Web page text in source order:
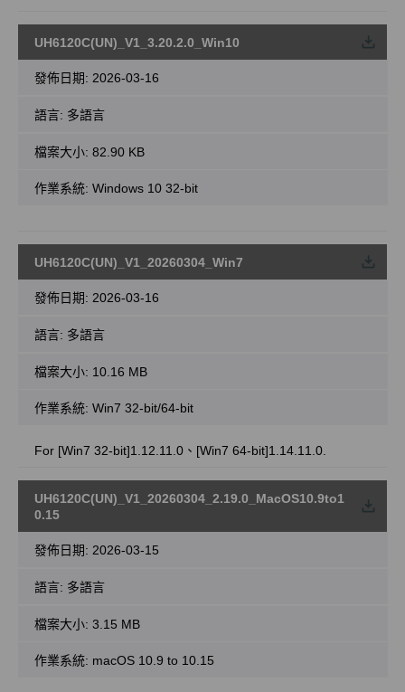
UH6120C(UN)_V1_3.20.2.0_Win10
發佈日期: 2026-03-16
語言: 多語言
檔案大小: 82.90 KB
作業系統: Windows 10 32-bit
UH6120C(UN)_V1_20260304_Win7
發佈日期: 2026-03-16
語言: 多語言
檔案大小: 10.16 MB
作業系統: Win7 32-bit/64-bit
For [Win7 32-bit]1.12.11.0、[Win7 64-bit]1.14.11.0.
UH6120C(UN)_V1_20260304_2.19.0_MacOS10.9to1
0.15
發佈日期: 2026-03-15
語言: 多語言
檔案大小: 3.15 MB
作業系統: macOS 10.9 to 10.15